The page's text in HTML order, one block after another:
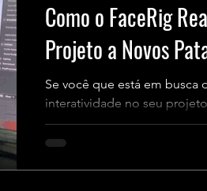
Como o FaceRig
Projeto a Novos
Se você que está em busca
interatividade no seu
perfeita! Abaixo, vamos...